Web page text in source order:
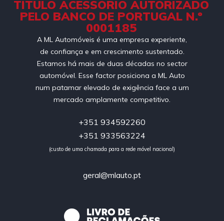
TÍTULO ACESSÓRIO AUTORIZADO
PELO BANCO DE PORTUGAL N.º
0001185
A ML Automóveis é uma empresa experiente,
de confiança e em crescimento sustentado.
Estamos há mais de duas décadas no sector
automóvel. Esse factor posiciona a ML Auto
num patamar elevado de exigência face a um
mercado amplamente competitivo.
+351 934592260
+351 933563224
(custo de uma chamada para a rede móvel nacional)
geral@mlauto.pt